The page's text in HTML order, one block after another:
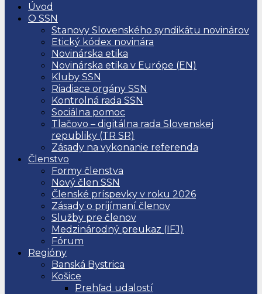
Úvod
O SSN
Stanovy Slovenského syndikátu novinárov
Etický kódex novinára
Novinárska etika
Novinárska etika v Európe (EN)
Kluby SSN
Riadiace orgány SSN
Kontrolná rada SSN
Sociálna pomoc
Tlačovo – digitálna rada Slovenskej
republiky (TR SR)
Zásady na vykonanie referenda
Členstvo
Formy členstva
Nový člen SSN
Členské príspevky v roku 2026
Zásady o prijímaní členov
Služby pre členov
Medzinárodný preukaz (IFJ)
Fórum
Regióny
Banská Bystrica
Košice
Prehľad udalostí